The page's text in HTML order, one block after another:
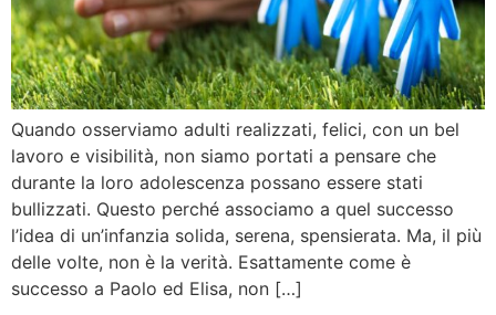
Quando osserviamo adulti realizzati, felici, con un bel
lavoro e visibilità, non siamo portati a pensare che
durante la loro adolescenza possano essere stati
bullizzati. Questo perché associamo a quel successo
l’idea di un’infanzia solida, serena, spensierata. Ma, il più
delle volte, non è la verità. Esattamente come è
successo a Paolo ed Elisa, non […]